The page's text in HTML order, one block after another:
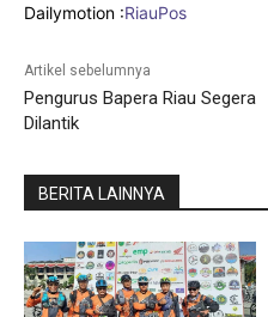
Dailymotion :RiauPos
Artikel sebelumnya
Pengurus Bapera Riau Segera
Dilantik
BERITA LAINNYA